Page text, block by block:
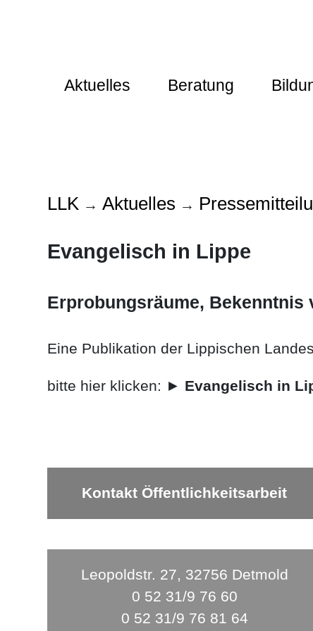
Aktuelles Beratung
LLK →Aktuelles →
Evangelisch in Lippe
Erprobungsräume,
Eine Publikation der Lippischen
bitte hier klicken: ► Evangelisch in
Kontakt Öffentlichkeitsarbeit
Leopoldstr. 27, 32756 Detmold
0 52 31/9 76 60
0 52 31/9 76 81 64